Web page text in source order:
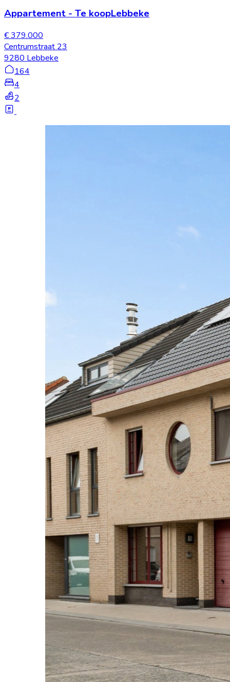
Appartement - Te koopLebbeke
€ 379.000
Centrumstraat 23
9280 Lebbeke
164
4
2